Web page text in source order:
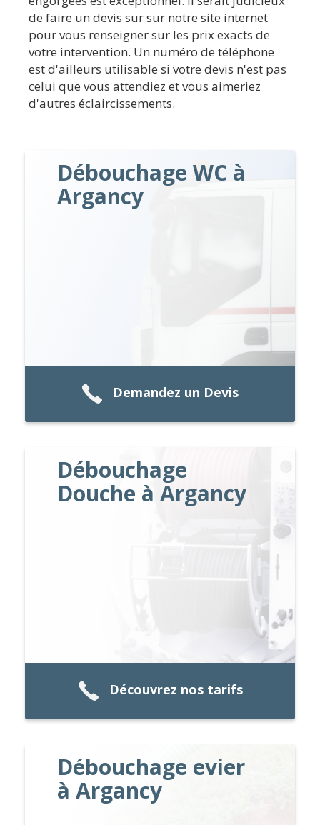
de faire un devis sur sur notre site internet
pour vous renseigner sur les prix exacts de
votre intervention. Un numéro de téléphone
est d'ailleurs utilisable si votre devis n'est pas
celui que vous attendiez et vous aimeriez
d'autres éclaircissements.
Débouchage WC à
Argancy
Demandez un Devis
Débouchage
Douche à Argancy
Découvrez nos tarifs
Débouchage evier
à Argancy